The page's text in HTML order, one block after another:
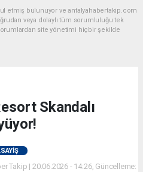
etmiş bulunuyor ve antalyahabertakip.com
veya dolaylı tüm sorumluluğu tek
site yönetimi hiçbir şekilde
Skandalı
Takip | 20.06.2026 - 14:26, Güncelleme: